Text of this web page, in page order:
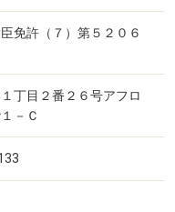
免許（７）第５２０６
丁目２番２６号アフロ
－Ｃ